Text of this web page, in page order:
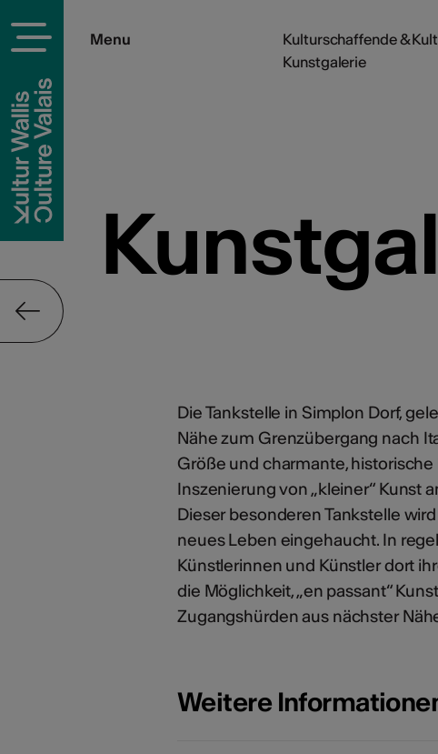
Menu Kulturschaffende &
Kunstgalerie
Die Tankstelle in Simplon Dorf,
Nähe zum Grenzübergang nach
Größe und charmante,
Inszenierung von „kleiner“ Kunst
Dieser besonderen Tankstelle
neues Leben eingehaucht. In
Künstlerinnen und Künstler dort
die Möglichkeit, „en passant“
Zugangshürden aus nächster
Weitere